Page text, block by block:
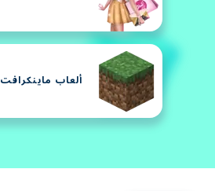
ألعاب ماينكرافت